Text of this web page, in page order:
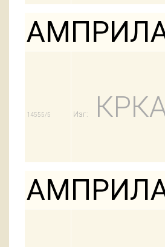
14555/5 Изг: